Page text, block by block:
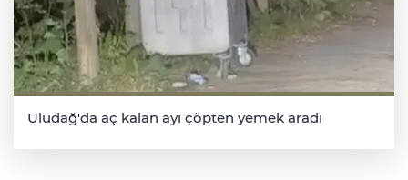
Uludağ'da aç kalan ayı çöpten yemek aradı